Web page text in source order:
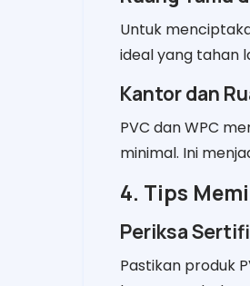
Untuk
ideal yang tahan
Kantor dan
PVC dan WPC
minimal. Ini
4. Tips
Periksa
Pastikan produk